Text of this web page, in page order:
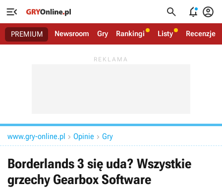
   
PREMIUM Newsroom Gry Rankingi Listy Recenzje
www.gry-online.pl  Opinie  Gry
Borderlands 3 się uda? Wszystkie
grzechy Gearbox Software